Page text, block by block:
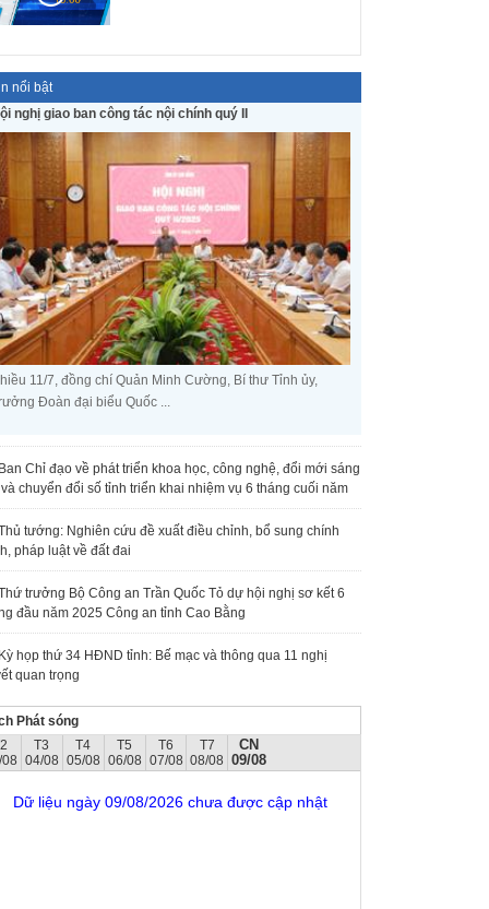
nổi bật
nghị giao ban công tác nội chính quý II
11/7, đồng chí Quản Minh Cường, Bí thư Tỉnh ủy,
Đoàn đại biểu Quốc ...
Chỉ đạo về phát triển khoa học, công nghệ, đổi mới sáng
chuyển đổi số tỉnh triển khai nhiệm vụ 6 tháng cuối năm
tướng: Nghiên cứu đề xuất điều chỉnh, bổ sung chính
pháp luật về đất đai
trưởng Bộ Công an Trần Quốc Tỏ dự hội nghị sơ kết 6
đầu năm 2025 Công an tỉnh Cao Bằng
họp thứ 34 HĐND tỉnh: Bế mạc và thông qua 11 nghị
quan trọng
Phát sóng
T3
04/08
T4
05/08
T5
06/08
T6
07/08
T7
08/08
CN
09/08
Dữ liệu ngày 09/08/2026 chưa được cập nhật